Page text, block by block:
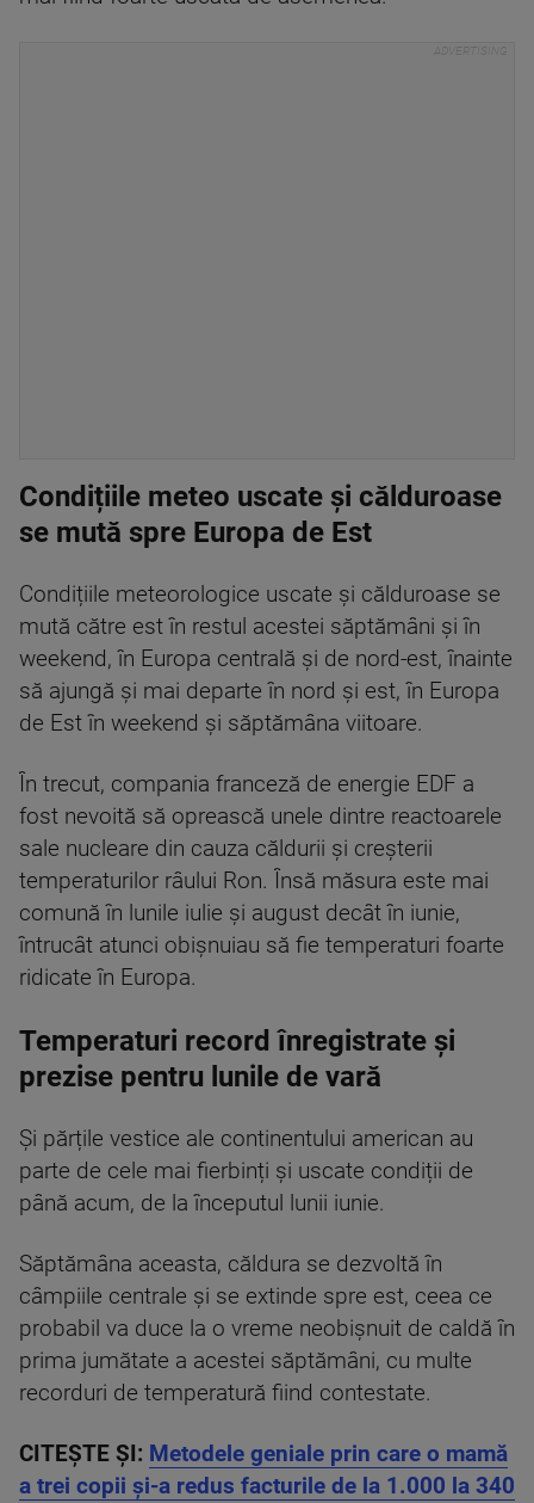
Condițiile meteo uscate și călduroase
se mută spre Europa de Est
Condițiile meteorologice uscate și călduroase se
mută către est în restul acestei săptămâni și în
weekend, în Europa centrală și de nord-est, înainte
să ajungă și mai departe în nord și est, în Europa
de Est în weekend și săptămâna viitoare.
În trecut, compania franceză de energie EDF a
fost nevoită să oprească unele dintre reactoarele
sale nucleare din cauza căldurii și creșterii
temperaturilor râului Ron. Însă măsura este mai
comună în lunile iulie și august decât în iunie,
întrucât atunci obișnuiau să fie temperaturi foarte
ridicate în Europa.
Temperaturi record înregistrate și
prezise pentru lunile de vară
Și părțile vestice ale continentului american au
parte de cele mai fierbinți și uscate condiții de
până acum, de la începutul lunii iunie.
Săptămâna aceasta, căldura se dezvoltă în
câmpiile centrale și se extinde spre est, ceea ce
probabil va duce la o vreme neobișnuit de caldă în
prima jumătate a acestei săptămâni, cu multe
recorduri de temperatură fiind contestate.
CITEȘTE ȘI: Metodele geniale prin care o mamă
a trei copii și-a redus facturile de la 1.000 la 340